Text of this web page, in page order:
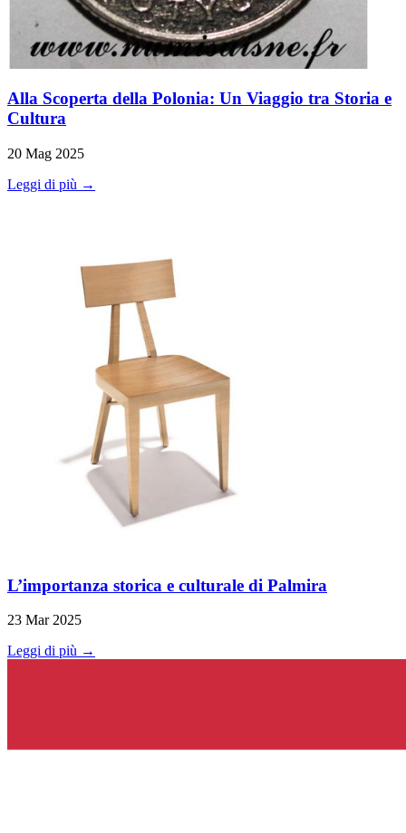
Alla Scoperta della Polonia: Un Viaggio tra Storia e
Cultura
20 Mag 2025
Leggi di più →
L’importanza storica e culturale di Palmira
23 Mar 2025
Leggi di più →